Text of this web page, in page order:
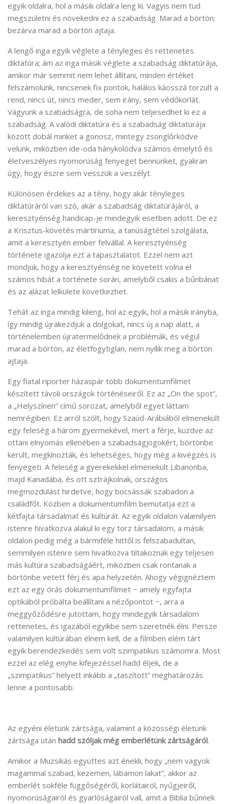
egyik oldalra, hol a másik oldalra leng ki. Vagyis nem tud
megszületni és növekedni ez a szabadság. Marad a börtön;
bezárva marad a börtön ajtaja.
A lengő inga egyik véglete a tényleges és rettenetes
diktatúra; ám az inga másik véglete a szabadság diktatúrája,
amikor már semmit nem lehet állítani, minden értéket
felszámolunk, nincsenek fix pontok, halálos káosszá torzult a
rend, nincs út, nincs meder, sem irány, sem védőkorlát.
Vágyunk a szabadságra, de soha nem teljesedhet ki ez a
szabadság. A valódi diktatúra és a szabadság diktatúrája
között dobál minket a gonosz, mintegy zsonglőrködve
velünk, miközben ide-oda hánykolódva számos émelytő és
életveszélyes nyomorúság fenyeget bennünket, gyakran
úgy, hogy észre sem vesszük a veszélyt.
Különösen érdekes az a tény, hogy akár tényleges
diktatúráról van szó, akár a szabadság diktatúrájáról, a
keresztyénség handicap-je mindegyik esetben adott. De ez
a Krisztus-követés mártíriuma, a tanúságtétel szolgálata,
amit a keresztyén ember felvállal. A keresztyénség
története igazolja ezt a tapasztalatot. Ezzel nem azt
mondjuk, hogy a keresztyénség ne követett volna el
számos hibát a története során, amelyből csakis a bűnbánat
és az alázat lelkülete következhet.
Tehát az inga mindig kileng, hol az egyik, hol a másik irányba,
így mindig újrakezdjük a dolgokat, nincs új a nap alatt, a
történelemben újratermelődnek a problémák, és végül
marad a börtön, az életfogytiglan, nem nyílik meg a börtön
ajtaja.
Egy fiatal riporter házaspár több dokumentumfilmet
készített távoli országok történéseiről. Ez az „On the spot”,
a „Helyszínen” című sorozat, amelyből egyet láttam
nemrégiben. Ez arról szólt, hogy Szaúd-Arábiából elmenekült
egy feleség a három gyermekével, mert a férje, küzdve az
ottani elnyomás ellenében a szabadságjogokért, börtönbe
került, megkínozták, és lehetséges, hogy még a kivégzés is
fenyegeti. A feleség a gyerekekkel elmenekült Libanonba,
majd Kanadába, és ott sztrájkolnak, országos
megmozdulást hirdetve, hogy bocsássák szabadon a
családfőt. Közben a dokumentumfilm bemutatja ezt a
kétfajta társadalmat és kultúrát. Az egyik oldalon valamilyen
istenre hivatkozva alakul ki egy torz társadalom, a másik
oldalon pedig még a bármiféle hittől is felszabadultan,
semmilyen istenre sem hivatkozva tiltakoznak egy teljesen
más kultúra szabadságáért, miközben csak rontanak a
börtönbe vetett férj és apa helyzetén. Ahogy végignéztem
ezt az egy órás dokumentumfilmet − amely egyfajta
optikából próbálta beállítani a nézőpontot −, arra a
meggyőződésre jutottam, hogy mindegyik társadalom
rettenetes, és igazából egyikbe sem szeretnék élni. Persze
valamilyen kultúrában élnem kell, de a filmben elém tárt
egyik berendezkedés sem volt szimpatikus számomra. Most
ezzel az elég enyhe kifejezéssel hadd éljek, de a
„szimpatikus” helyett inkább a „taszított” meghatározás
lenne a pontosabb.
Az egyéni életünk zártsága, valamint a közösségi életünk
zártsága után hadd szóljak még emberlétünk zártságáról.
Amikor a Muzsikás együttes azt énekli, hogy „nem vagyok
magammal szabad, kezemen, lábamon lakat”, akkor az
emberlét sokféle függőségéről, korlátairól, nyűgjeiről,
nyomorúságairól és gyarlóságairól vall, amit a Biblia bűnnek